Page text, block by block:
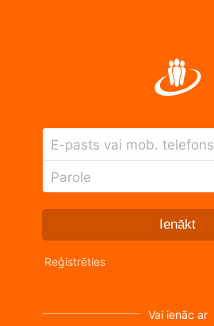
E-pasts vai mob. telefons
Parole
Ienākt
Reģistrēties
Vai ienāc ar